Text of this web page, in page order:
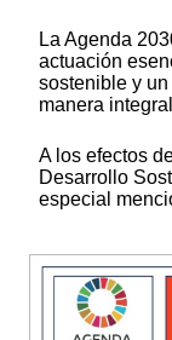
La Agenda
actuación
sostenible y
manera
A los efectos
Desarrollo
especial